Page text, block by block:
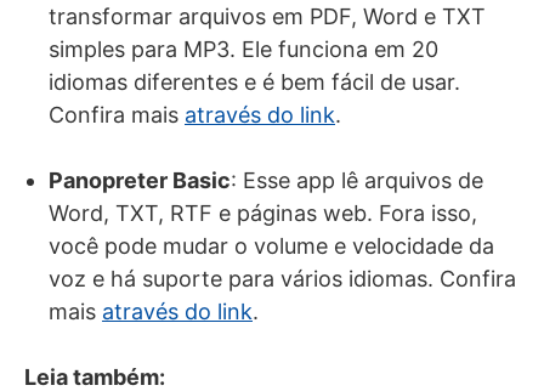
transformar arquivos em PDF, Word e TXT
simples para MP3. Ele funciona em 20
idiomas diferentes e é bem fácil de usar.
Confira mais através do link.
Panopreter Basic: Esse app lê arquivos de
Word, TXT, RTF e páginas web. Fora isso,
você pode mudar o volume e velocidade da
voz e há suporte para vários idiomas. Confira
mais através do link.
Leia também: